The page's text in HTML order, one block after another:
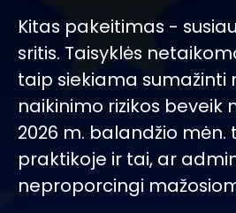
Kitas pakeitimas -
sritis. Taisyklės
taip siekiama sumažinti
naikinimo rizikos beveik
2026 m. balandžio
praktikoje ir tai, ar
neproporcingi